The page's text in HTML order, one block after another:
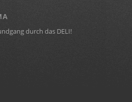
durch das DELI!